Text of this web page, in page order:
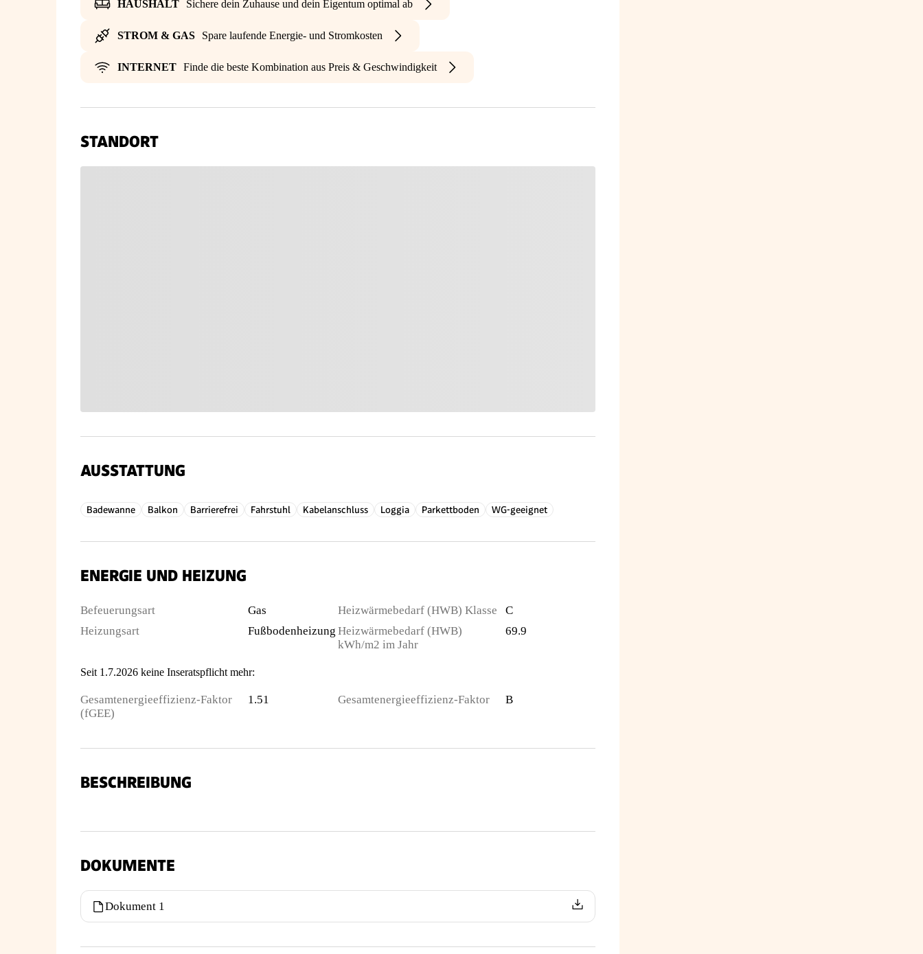
HAUSHALT Sichere dein Zuhause und dein Eigentum optimal ab
STROM & GAS Spare laufende Energie- und Stromkosten
INTERNET Finde die beste Kombination aus Preis & Geschwindigkeit
STANDORT
AUSSTATTUNG
Badewanne Balkon Barrierefrei Fahrstuhl Kabelanschluss Loggia Parkettboden WG-geeignet
ENERGIE UND HEIZUNG
Befeuerungsart
Gas
Heizungsart
Fußbodenheizung
Heizwärmebedarf (HWB) Klasse
C
Heizwärmebedarf (HWB)
kWh/m2 im Jahr
69.9
Seit 1.7.2026 keine Inseratspflicht mehr:
Gesamtenergieeffizienz-Faktor
(fGEE)
1.51 Gesamtenergieeffizienz-Faktor B
BESCHREIBUNG
DOKUMENTE
Dokument 1